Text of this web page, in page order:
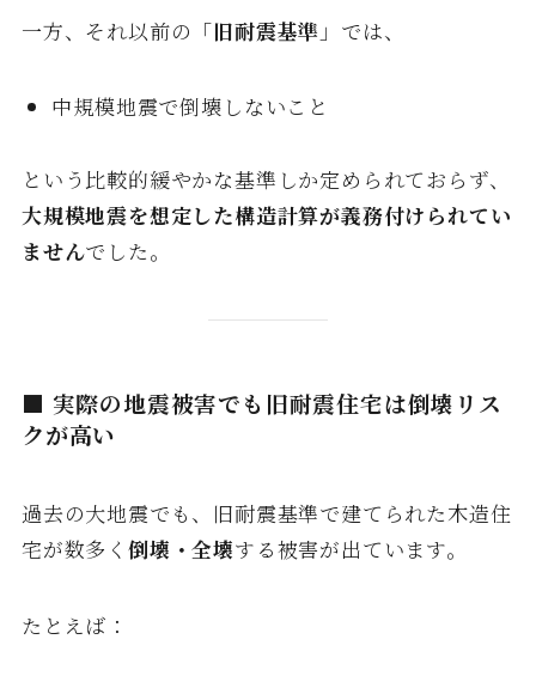
一方、それ以前の「旧耐震基準 」では、
中規模地震で倒壊しないこと
という比較的緩やかな基準しか定められておらず、
大規模地震を想定した構造計算が義務付けられてい
ませんでした。
■ 実際の地震被害でも旧耐震住宅は倒壊リス
クが高い
過去の大地震でも、旧耐震基準で建てられた木造住
宅が数多く 倒壊・全壊する被害が出ています。
たとえば：